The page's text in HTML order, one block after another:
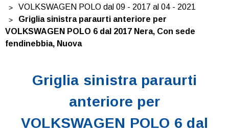
VOLKSWAGEN POLO dal 09 - 2017 al 04 - 2021
Griglia sinistra paraurti anteriore per
VOLKSWAGEN POLO 6 dal 2017 Nera, Con sede
fendinebbia, Nuova
Griglia sinistra paraurti
anteriore per
VOLKSWAGEN POLO 6 dal